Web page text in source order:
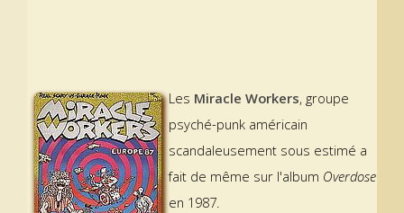
Les Miracle Workers, groupe
psyché-punk américain
scandaleusement sous estimé a
fait de même sur l'album Overdose
en 1987.